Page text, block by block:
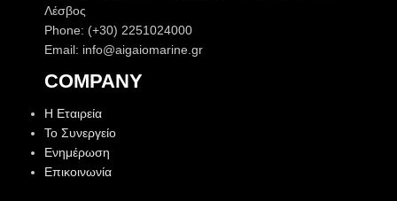
Λέσβος
Phone: (+30) 2251024000
Email: info@aigaiomarine.gr
COMPANY
Η Εταιρεία
Το Συνεργείο
Ενημέρωση
Επικοινωνία